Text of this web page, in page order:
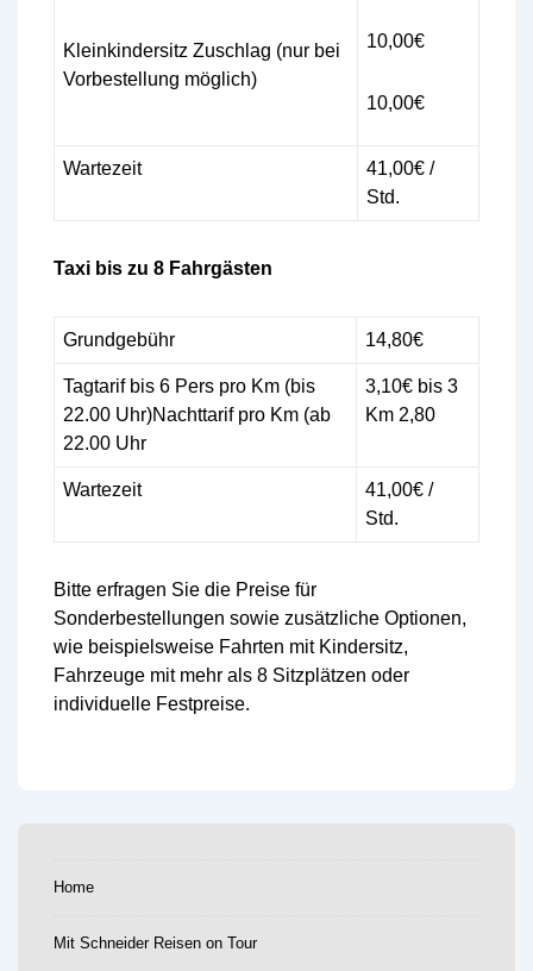
Kleinkindersitz Zuschlag (nur bei
Vorbestellung möglich)
10,00€
10,00€
Wartezeit
41,00€ /
Std.
Taxi bis zu 8 Fahrgästen
Grundgebühr 14,80€
Tagtarif bis 6 Pers pro Km (bis
22.00 Uhr)Nachttarif pro Km (ab
22.00 Uhr
3,10€ bis 3
Km 2,80
Wartezeit
41,00€ /
Std.
Bitte erfragen Sie die Preise für
Sonderbestellungen sowie zusätzliche Optionen,
wie beispielsweise Fahrten mit Kindersitz,
Fahrzeuge mit mehr als 8 Sitzplätzen oder
individuelle Festpreise.
Home
Mit Schneider Reisen on Tour